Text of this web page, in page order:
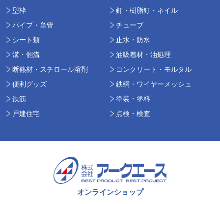
型枠
釘・樹脂釘・ネイル
パイプ・単管
チューブ
シート類
止水・防水
溝・側溝
油吸着材・油処理
断熱材・スチロール溶剤
コンクリート・モルタル
便利グッズ
鉄網・ワイヤーメッシュ
鉄筋
塗装・塗料
戸建住宅
点検・検査
オンラインショップ